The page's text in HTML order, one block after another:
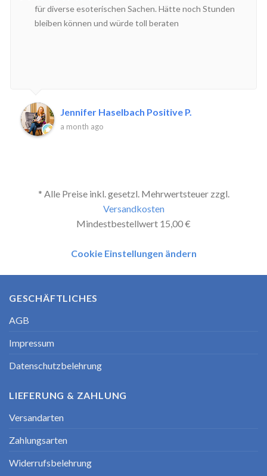
für diverse esoterischen Sachen. Hätte noch Stunden
bleiben können und würde toll beraten
Jennifer Haselbach Positive P.
a month ago
* Alle Preise inkl. gesetzl. Mehrwertsteuer zzgl.
Versandkosten
Mindestbestellwert 15,00 €
Cookie Einstellungen ändern
GESCHÄFTLICHES
AGB
Impressum
Datenschutzbelehrung
LIEFERUNG & ZAHLUNG
Versandarten
Zahlungsarten
Widerrufsbelehrung